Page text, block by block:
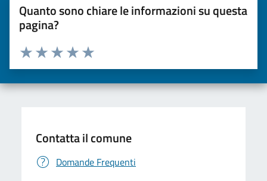
Quanto sono chiare le informazioni su questa
pagina?
Valuta da 1 a 5 stelle la pagina
Valuta 5 stelle su 5
Valuta 4 stelle su 5
Valuta 3 stelle su 5
Valuta 2 stelle su 5
Valuta una stella su 5
Contatta il comune
Domande Frequenti